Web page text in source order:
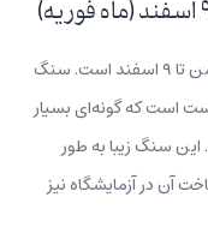
ماه فوریه دومین ماه میلادی و مطابق با ۱۲ بهمن تا ۹ اسفند است. سنگ
است که گونه‌ای بسیار
سنگ زیبا به طور
آن در آزمایشگاه نیز